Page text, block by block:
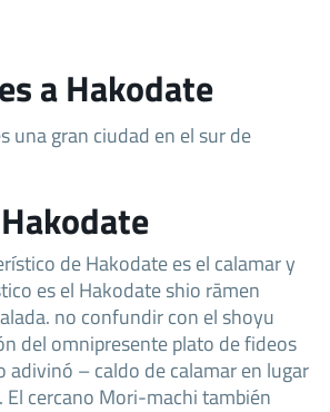
a Hakodate
una gran ciudad en el sur de
de Hakodate es el calamar y
es el Hakodate shio rāmen
no confundir con el shoyu
del omnipresente plato de fideos
adivinó – caldo de calamar en lugar
El cercano Mori-machi también